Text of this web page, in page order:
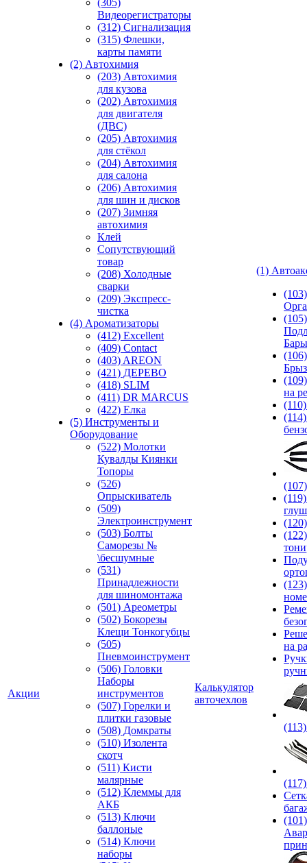
Акции
(305)
Видеорегистраторы
(312) Сигнализация
(315) Флешки,
карты памяти
(2) Автохимия
(203) Автохимия
для кузова
(202) Автохимия
для двигателя
(ДВС)
(205) Автохимия
для стёкол
(204) Автохимия
для салона
(206) Автохимия
для шин и дисков
(207) Зимняя
автохимия
Клей
Сопутствующий
товар
(208) Холодные
сварки
(209) Экспреcс-
чистка
(4) Ароматизаторы
(412) Excellent
(409) Contact
(403) AREON
(421) ДЕРЕВО
(418) SLIM
(411) DR MARCUS
(422) Елка
(5) Инструменты и
Оборудование
(522) Молотки
Кувалды Киянки
Топоры
(526)
Опрыскиватель
(509)
Электроинструмент
(503) Болты
Саморезы №
\бесшумные
(531)
Принадлежности
для шиномонтажа
(501) Ареометры
(502) Бокорезы
Клещи Тонкогубцы
(505)
Пневмоинструмент
(506) Головки
Наборы
инструментов
(507) Горелки и
плитки газовые
(508) Домкраты
(510) Изолента
скотч
(511) Кисти
малярные
(512) Клеммы для
АКБ
(513) Ключи
баллоные
(514) Ключи
наборы
Калькулятор
авточехлов
(1)
(105)
Бары
(106)
на
на
(101)